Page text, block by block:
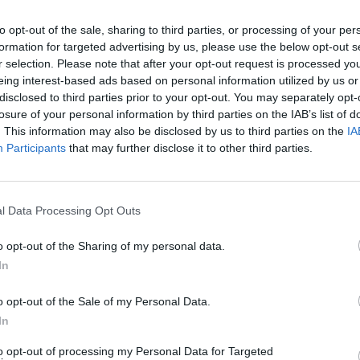
opt-out of the sale, sharing to third parties, or processing of your
for targeted advertising by us, please use the below opt-out
selection. Please note that after your opt-out request is processed
interest-based ads based on personal information utilized by us
to third parties prior to your opt-out. You may separately
of your personal information by third parties on the IAB’s list of
This information may also be disclosed by us to third parties on the
Participants that may further disclose it to other third parties.
Data Processing Opt Outs
opt-out of the Sharing of my personal data.
opt-out of the Sale of my Personal Data.
opt-out of processing my Personal Data for Targeted
Molise. A pasta filata, stagionato appeso “a cavallo” di una
più intenso e leggermente piccante con la stagionatura.
a pane e salumi, è uno di quei prodotti che
forte
profumata, con una lavorazione che varia da zona a
la rendono un prodotto dal gusto pieno, che non
lo fa senza mezze misure.
sorprende
a base di carne di maiale cotta con peperoncino, aglio e
gastronomica.
è una di quelle specialità che raccontano il lato più conviviale e
del territorio